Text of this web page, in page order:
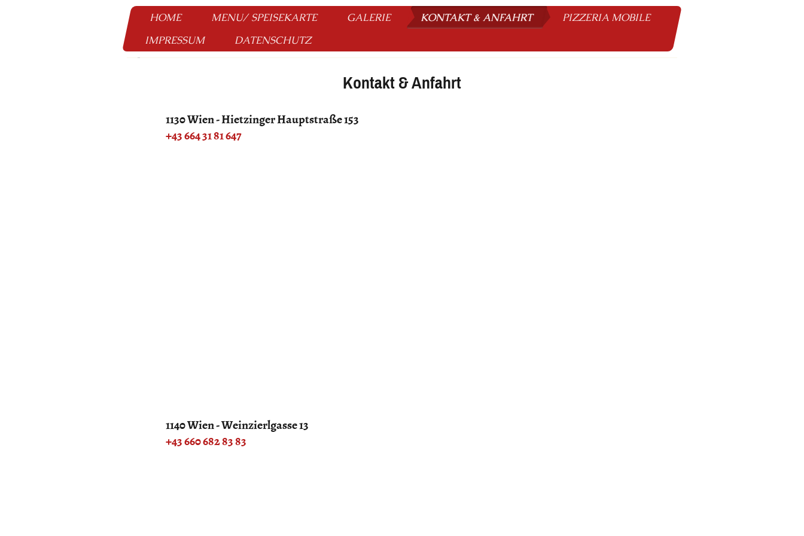
HOME MENU/ SPEISEKARTE GALERIE KONTAKT & ANFAHRT
PIZZERIA MOBILE
IMPRESSUM
DATENSCHUTZ
Unsere Öffnungszeiten:
Dienstag - Sonntag
Kontakt & Anfahrt
1130 Wien - Hietzinger Hauptstraße 153
+43 664 31 81 647
1140 Wien - Weinzierlgasse 13
+43 660 682 83 83